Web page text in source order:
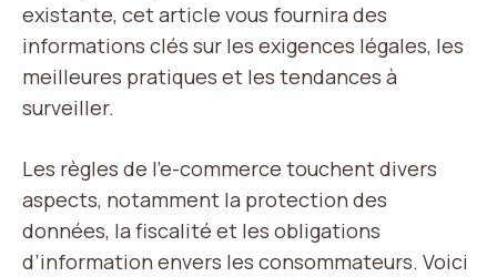
existante, cet article vous fournira des
informations clés sur les exigences légales, les
meilleures pratiques et les tendances à
surveiller.
Les règles de l’e-commerce touchent divers
aspects, notamment la protection des
données, la fiscalité et les obligations
d’information envers les consommateurs. Voici